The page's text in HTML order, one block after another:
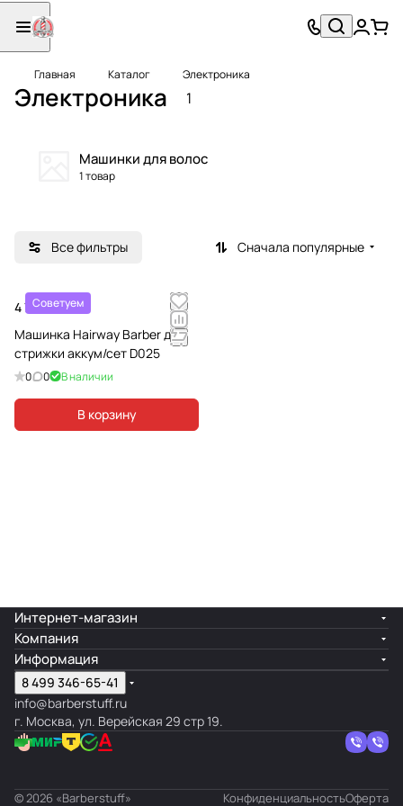
Главная Каталог Электроника
Электроника 1
Машинки для волос
1 товар
Все фильтры Сначала популярные
Советуем
4 700 ₽
Машинка Hairway Barber д/
стрижки аккум/сет D025
0 0 В наличии
В корзину
Интернет-магазин
Компания
Информация
8 499 346-65-41
info@barberstuff.ru
г. Москва, ул. Верейская 29 стр 19.
© 2026 «Barberstuff» КонфиденциальностьОферта